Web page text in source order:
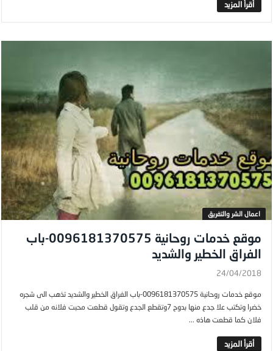
‎أقرأ المزيد
اعمال الشر والتفريق
موقع خدمات روحانية 0096181370575-باب
الفراق الخطير والشديد
24/04/2018
موقع خدمات روحانية 0096181370575-باب الفراق الخطير والشديد تذهب الى شجره
خضرا وتكتب علا جدع منها بدوح 7وتقطع الجدع وتقول قطعت محبت فلانه من قلب
فلان كما قطعت هاذه ...
‎أقرأ المزيد